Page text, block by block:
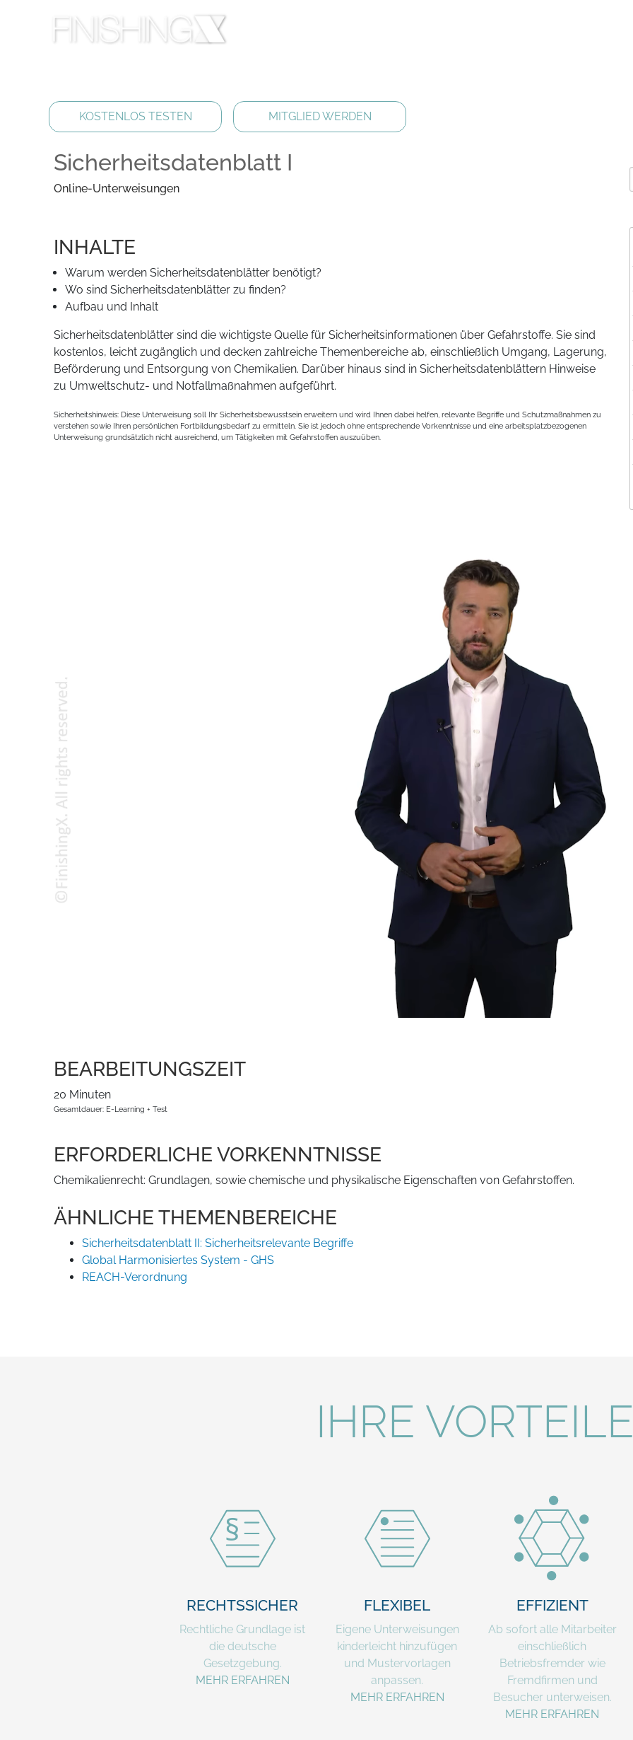
KOSTENLOS TESTEN MITGLIED WERDEN
Sicherheitsdatenblatt I
Online-Unterweisungen
INHALTE
Warum werden Sicherheitsdatenblätter benötigt?
Wo sind Sicherheitsdatenblätter zu finden?
Aufbau und Inhalt
Sicherheitsdatenblätter sind die wichtigste Quelle für Sicherheitsinformationen über Gefahrstoffe. Sie sind
kostenlos, leicht zugänglich und decken zahlreiche Themenbereiche ab, einschließlich Umgang, Lagerung,
Beförderung und Entsorgung von Chemikalien. Darüber hinaus sind in Sicherheitsdatenblättern Hinweise
zu Umweltschutz- und Notfallmaßnahmen aufgeführt.
Sicherheitshinweis: Diese Unterweisung soll Ihr Sicherheitsbewusstsein erweitern und wird Ihnen dabei helfen, relevante Begriffe und Schutzmaßnahmen zu
verstehen sowie Ihren persönlichen Fortbildungsbedarf zu ermitteln. Sie ist jedoch ohne entsprechende Vorkenntnisse und eine arbeitsplatzbezogenen
Unterweisung grundsätzlich nicht ausreichend, um Tätigkeiten mit Gefahrstoffen auszuüben.
BEARBEITUNGSZEIT
20 Minuten
Gesamtdauer: E-Learning + Test
ERFORDERLICHE VORKENNTNISSE
Chemikalienrecht: Grundlagen, sowie chemische und physikalische Eigenschaften von Gefahrstoffen.
ÄHNLICHE THEMENBEREICHE
Sicherheitsdatenblatt II: Sicherheitsrelevante Begriffe
Global Harmonisiertes System - GHS
REACH-Verordnung
IHRE
RECHTSSICHER
Rechtliche Grundlage ist
die deutsche
Gesetzgebung.
MEHR ERFAHREN
FLEXIBEL
Eigene Unterweisungen
kinderleicht hinzufügen
und Mustervorlagen
anpassen.
MEHR ERFAHREN
EFFIZIENT
Ab sofort alle Mitarbeiter
einschließlich
Betriebsfremder wie
Fremdfirmen und
Besucher unterweisen.
MEHR ERFAHREN